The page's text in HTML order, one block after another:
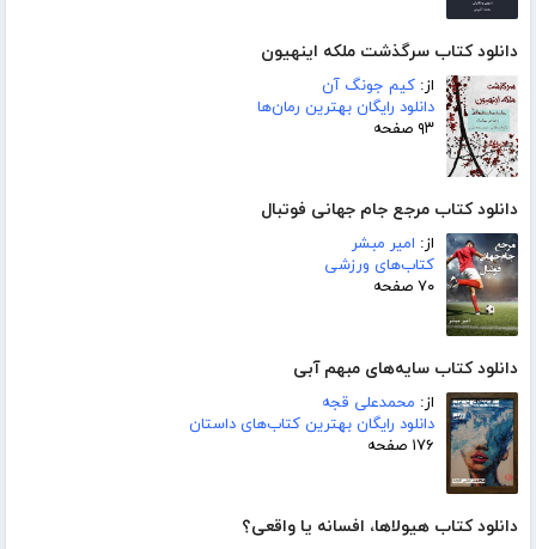
دانلود کتاب سرگذشت ملکه اینهیون
از: کیم جونگ آن
دانلود رایگان بهترین رمان‌ها
۹۳ صفحه
دانلود کتاب مرجع جام جهانی فوتبال
از: امیر مبشر
کتاب‌های ورزشی
۷۰ صفحه
دانلود کتاب سایه‌های مبهم آبی
از: محمدعلی قجه
دانلود رایگان بهترین کتاب‌های داستان
۱۷۶ صفحه
دانلود کتاب هیولاها، افسانه یا واقعی؟